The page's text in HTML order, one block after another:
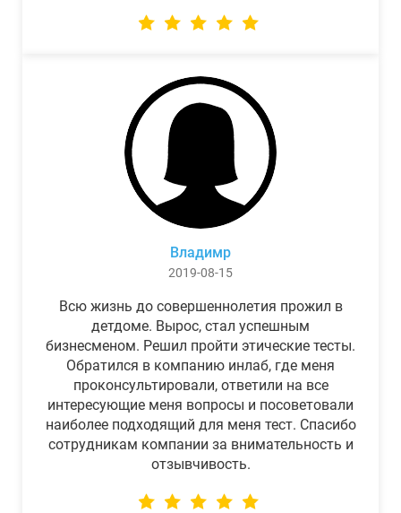
Владимр
2019-08-15
Всю жизнь до совершеннолетия прожил в
детдоме. Вырос, стал успешным
бизнесменом. Решил пройти этические тесты.
Обратился в компанию инлаб, где меня
проконсультировали, ответили на все
интересующие меня вопросы и посоветовали
наиболее подходящий для меня тест. Спасибо
сотрудникам компании за внимательность и
отзывчивость.